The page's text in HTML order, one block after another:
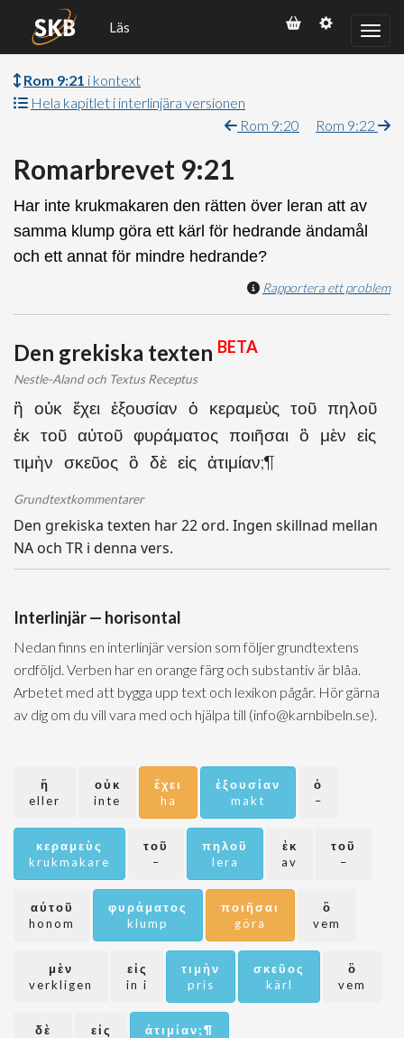
Läs
Rom 9:21 i kontext
Hela kapitlet i interlinjära versionen
Rom 9:20
Rom 9:22
Romarbrevet 9:21
Har inte krukmakaren den rätten över leran att av
samma klump göra ett kärl för hedrande ändamål
och ett annat för mindre hedrande?
Rapportera ett problem
Den grekiska texten BETA
Nestle-Aland och Textus Receptus
ἢ οὐκ ἔχει ἐξουσίαν ὁ κεραμεὺς τοῦ πηλοῦ
ἐκ τοῦ αὐτοῦ φυράματος ποιῆσαι ὃ μὲν εἰς
τιμὴν σκεῦος ὃ δὲ εἰς ἀτιμίαν;¶
Grundtextkommentarer
Den grekiska texten har 22 ord. Ingen skillnad mellan
NA och TR i denna vers.
Interlinjär — horisontal
Nedan finns en interlinjär version som följer grundtextens
ordföljd. Verben har en orange färg och substantiv är blåa.
Arbetet med att bygga upp text och lexikon pågår. Hör gärna
av dig om du vill vara med och hjälpa till (info@karnbibeln.se).
ἢ
eller
οὐκ
inte
ἔχει
ha
ἐξουσίαν
makt
ὁ
–
κεραμεὺς
krukmakare
τοῦ
–
πηλοῦ
lera
ἐκ
av
τοῦ
–
αὐτοῦ
honom
φυράματος
klump
ποιῆσαι
göra
ὃ
vem
μὲν
verkligen
εἰς
in i
τιμὴν
pris
σκεῦος
kärl
ὃ
vem
δὲ
εἰς
ἀτιμίαν;¶